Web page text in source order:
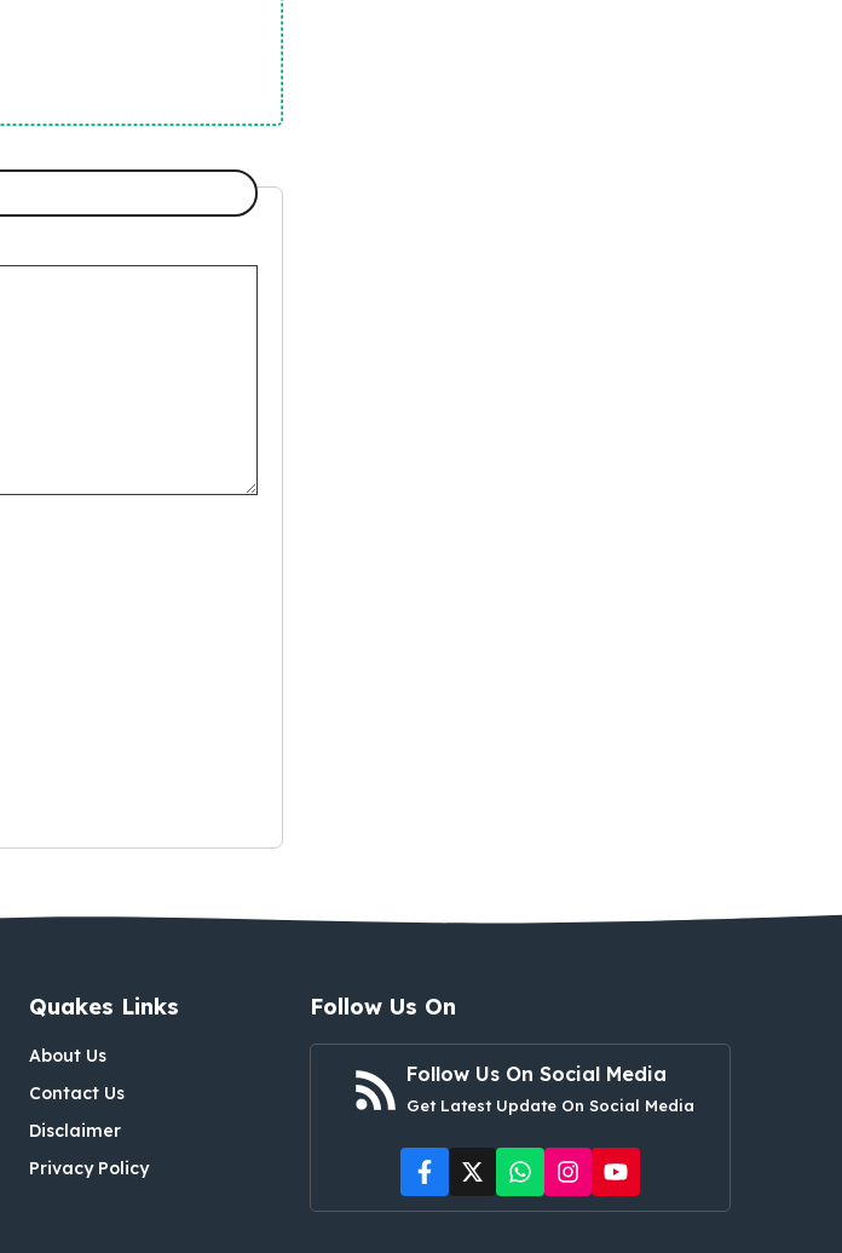
Quakes Links
About Us
Contact Us
Disclaimer
Privacy Policy
Follow Us On
Follow Us On Social Media
Get Latest Update On Social Media